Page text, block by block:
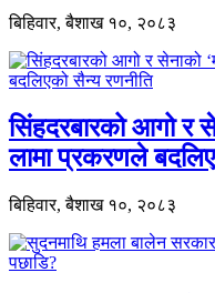
बिहिवार, बैशाख १०, २०८३
सिंहदरबारको आगो र
लामा प्रकरणले
बिहिवार, बैशाख १०, २०८३